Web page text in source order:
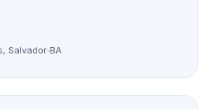
Salvador‑BA